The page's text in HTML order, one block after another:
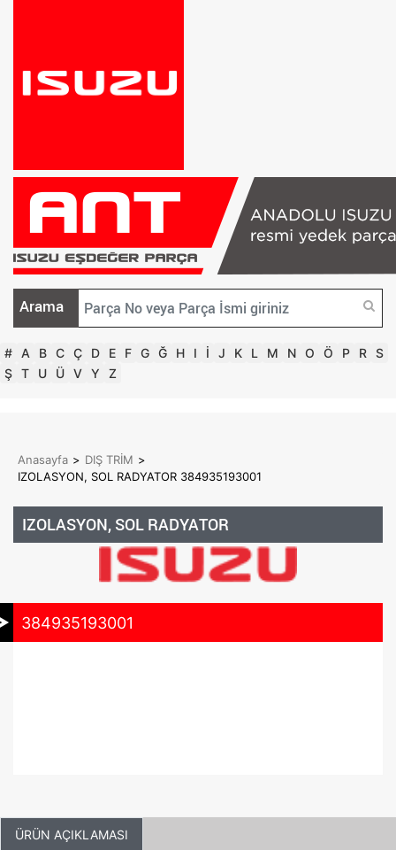
Arama
# A B C Ç D E F G Ğ H I İ J K L M N O Ö P R S
Ş T U Ü V Y Z
Anasayfa > DIŞ TRİM >
IZOLASYON, SOL RADYATOR 384935193001
IZOLASYON, SOL RADYATOR
384935193001
ÜRÜN AÇIKLAMASI